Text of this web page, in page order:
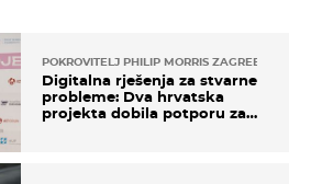
POKROVITELJ PHILIP MORRIS ZAGREB
Digitalna rješenja za stvarne
probleme: Dva hrvatska
projekta dobila potporu za